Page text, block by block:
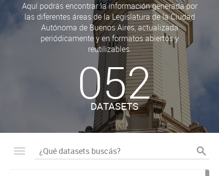
Aquí podrás encontrar la información generada por
las diferentes áreas de la Legislatura de la Ciudad
Autónoma de Buenos Aires, actualizada
periódicamente y en formatos abiertos y
reutilizables.
052
DATASETS